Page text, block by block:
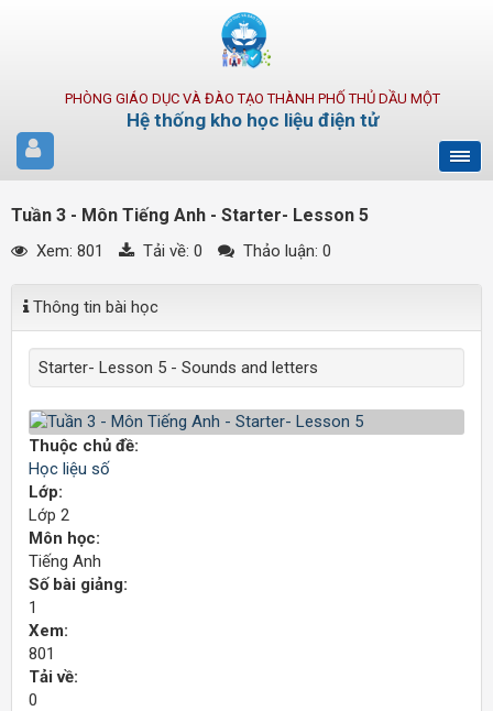
PHÒNG GIÁO DỤC VÀ ĐÀO TẠO THÀNH PHỐ THỦ DẦU MỘT
Hệ thống kho học liệu điện tử
Tuần 3 - Môn Tiếng Anh - Starter- Lesson 5
Xem: 801 Tải về: 0 Thảo luận: 0
Thông tin bài học
Starter- Lesson 5 - Sounds and letters
Thuộc chủ đề:
Học liệu số
Lớp:
Lớp 2
Môn học:
Tiếng Anh
Số bài giảng:
1
Xem:
801
Tải về:
0